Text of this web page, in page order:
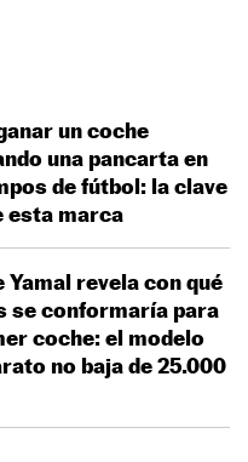
un coche
una pancarta en
de fútbol: la clave
esta marca
Yamal revela con qué
se conformaría para
coche: el modelo
no baja de 25.000